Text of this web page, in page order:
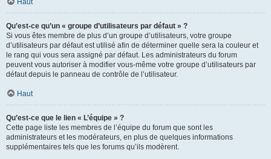
Haut
Qu’est-ce qu’un « groupe d’utilisateurs par défaut » ?
Si vous êtes membre de plus d’un groupe d’utilisateurs, votre groupe
d’utilisateurs par défaut est utilisé afin de déterminer quelle sera la couleur et
le rang qui vous sera assigné par défaut. Les administrateurs du forum
peuvent vous autoriser à modifier vous-même votre groupe d’utilisateurs par
défaut depuis le panneau de contrôle de l’utilisateur.
Haut
Qu’est-ce que le lien « L’équipe » ?
Cette page liste les membres de l’équipe du forum que sont les
administrateurs et les modérateurs, en plus de quelques informations
supplémentaires tels que les forums qu’ils modèrent.